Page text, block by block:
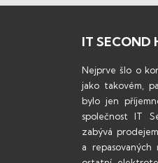
IT SECOND
Nejprve šlo o
jako takovém,
bylo jen
společnost IT
zabývá
a